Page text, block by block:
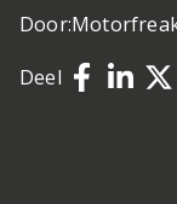
Door:
Deel